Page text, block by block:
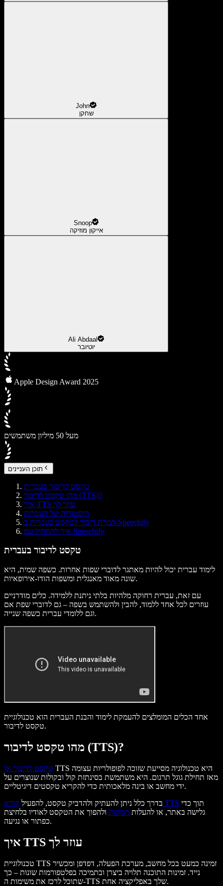
John
שחקן
Snoop
אייקון מוזיקה
Ali Abdaal
יוטיובר
Apple Design Award 2025
מעל 50 מיליון משתמשים
תוכן העניינים
טקסט לדיבור בעברית
מהו טקסט לדיבור (TTS)?
איך TTS עוזר לך
היסטוריה של העברית
המרת דיבור לטקסט בעברית ב-Speechify
איך להתחיל עם Speechify
טקסט לדיבור בעברית
לימוד עברית יכול להיות מאתגר לדוברי שפות אחרות. כשפה שמית, היא
שונה מאוד מאנגלית ומשפות הודו-אירופאיות.
עם זאת, עברית רחוקה מלהיות בלתי ניתנת ללמידה. כלים מודרניים
עוזרים לכל אחד ללמוד, להבין ולהשתמש בשפה – גם לדוברי שפת אם
וגם ללומדי עברית כשפה שנייה.
אחד הכלים המומלצים להעמקת לימוד והבנת העברית הוא טכנולוגיית
טקסט לדיבור.
מהו טקסט לדיבור (TTS)?
טקסט לדיבור או TTS היא טכנולוגיה מסייעת שזוכה לפופולריות עצומה
מאז תחילת גוגל תרגום. היא משתמשת בסינתזת קול ובקולות שנוצרים על
ידי מחשב או בינה מלאכותית כדי להקריא טקסטים דיגיטליים.
בדרך כלל ניתן להעתיק ולהדביק טקסט, להפעיל קורא TTS
גלישה באתר, או להעלות תמונות ולהפוך את הטקסט לאודיו בלחיצת
כפתור או נגיעה.
איך TTS עוזר לך
טכנולוגיית TTS זמינה כמעט בכל מחשב, מערכת הפעלה, דפדפן ומכשיר
נייד. זמינות התוכנה תלויה ביצרן ובתמיכה בפלטפורמות שונות – כך
שתוכל לרכז את משימות ה-TTS שלך באפליקציה אחת.